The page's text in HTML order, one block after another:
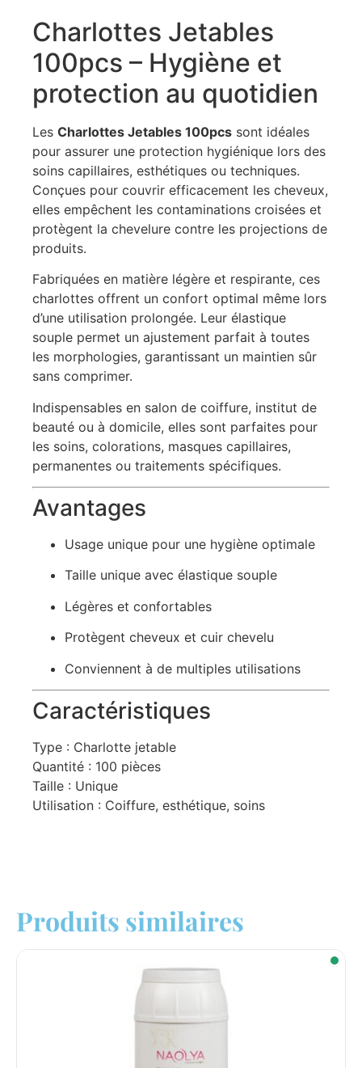
Charlottes Jetables
100pcs – Hygiène et
protection au quotidien
Les Charlottes Jetables 100pcs sont idéales
pour assurer une protection hygiénique lors des
soins capillaires, esthétiques ou techniques.
Conçues pour couvrir efficacement les cheveux,
elles empêchent les contaminations croisées et
protègent la chevelure contre les projections de
produits.
Fabriquées en matière légère et respirante, ces
charlottes offrent un confort optimal même lors
d’une utilisation prolongée. Leur élastique
souple permet un ajustement parfait à toutes
les morphologies, garantissant un maintien sûr
sans comprimer.
Indispensables en salon de coiffure, institut de
beauté ou à domicile, elles sont parfaites pour
les soins, colorations, masques capillaires,
permanentes ou traitements spécifiques.
Avantages
Usage unique pour une hygiène optimale
Taille unique avec élastique souple
Légères et confortables
Protègent cheveux et cuir chevelu
Conviennent à de multiples utilisations
Caractéristiques
Type : Charlotte jetable
Quantité : 100 pièces
Taille : Unique
Utilisation : Coiffure, esthétique, soins
Produits similaires